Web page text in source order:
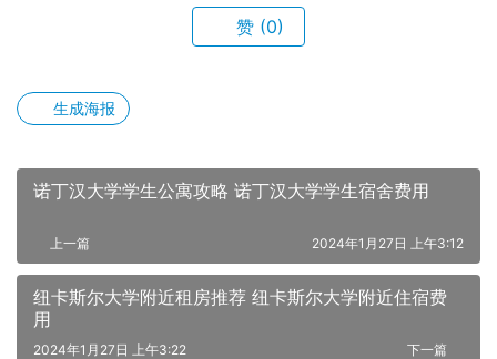
赞 (0)
生成海报
诺丁汉大学学生公寓攻略 诺丁汉大学学生宿舍费用
上一篇 2024年1月27日 上午3:12
纽卡斯尔大学附近租房推荐 纽卡斯尔大学附近住宿费
用
下一篇
2024年1月27日 上午3:22